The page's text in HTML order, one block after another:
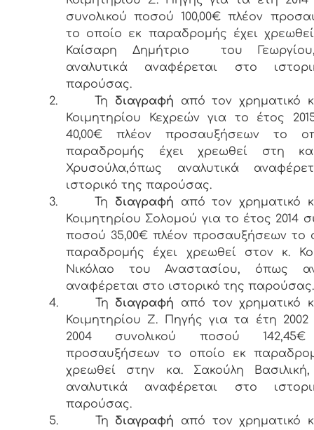
συνολικού ποσού 100,00€ πλέον
το οποίο εκ παραδρομής έχει
Καίσαρη Δημήτριο του
αναλυτικά αναφέρεται στο
παρούσας.
2.
Τη διαγραφή από τον χρηματικό
Κοιμητηρίου Κεχρεών για το έτος
40,00€ πλέον προσαυξήσεων το
παραδρομής έχει χρεωθεί στη
Χρυσούλα,όπως αναλυτικά
ιστορικό της παρούσας.
3.
Τη διαγραφή από τον χρηματικό
Κοιμητηρίου Σολομού για το έτος 2014
ποσού 35,00€ πλέον προσαυξήσεων το
παραδρομής έχει χρεωθεί στον κ.
Νικόλαο του Αναστασίου, όπως
αναφέρεται στο ιστορικό της παρούσας.
4.
Τη διαγραφή από τον χρηματικό
Κοιμητηρίου Ζ. Πηγής για τα έτη
2004 συνολικού ποσού
προσαυξήσεων το οποίο εκ
χρεωθεί στην κα. Σακούλη
αναλυτικά αναφέρεται στο
παρούσας.
5.
Τη διαγραφή από τον χρηματικό